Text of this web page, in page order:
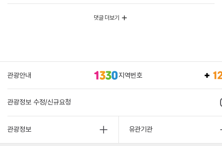
댓글 더보기
관광안내 지역번호
관광정보 수정/신규요청
관광정보 유관기관